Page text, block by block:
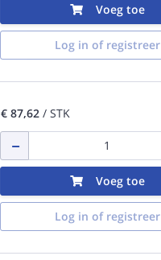
Voeg toe
Log in of registreer
€ 87,62/ STK
Voeg toe
Log in of registreer